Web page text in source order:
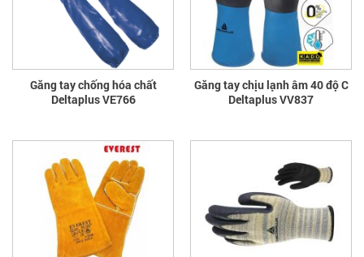
Găng tay chống hóa chất
Deltaplus VE766
Găng tay chịu lạnh âm 40 độ C
Deltaplus VV837